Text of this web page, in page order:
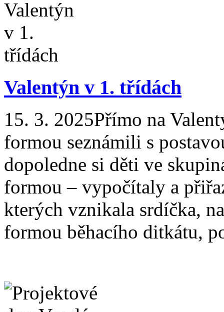
Valentýn v 1. třídách
15. 3. 2025Přímo na
formou seznámili s
dopoledne si děti ve
formou – vypočítaly a
kterých vznikala srdíčka,
formou běhacího ditkátu,